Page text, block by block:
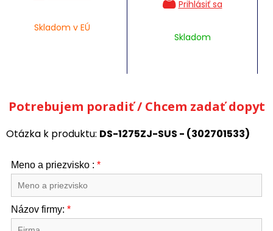
Skladom v EÚ
Skladom
Potrebujem poradiť / Chcem zadať dopyt
Otázka k produktu: DS-1275ZJ-SUS - (302701533)